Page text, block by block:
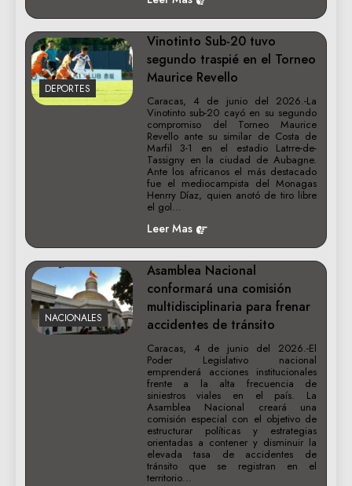
DEPORTES
Vinotinto Sub-20 tuvo
segundo traspié en el Torneo
Maurice Revello
Caracas, 4 de junio del 2026.-La
Vinotinto sub-20 cayó en su segundo
compromiso del Torneo Maurice
Revello ante su similar de Costa de
Marfil 3-1 en el estadio Latrre-de-
Tassigny en la ciudad de Aubagne.
Ante los africanos el más destacado
fue el mediocampista del Monagas
Henrry Díaz, quien anotó de tiro libre
el gol…
Leer Mas
NACIONALES
Asamblea Nacional
conformará una comisión
multidisciplinaria para frenar
accidentes de tránsito
Caracas, 4 de junio del 2026.-El
Poder Legislativo nacional
emprenderá acciones institucionales
frente a la alta frecuencia de
siniestros viales en el país. La
Asamblea Nacional creará una
comisión especial con el objetivo de
estructurar políticas y estrategias
orientadas a contener y disminuir la
elevada tasa de accidentes de
tránsito que se registran en el
territorio…